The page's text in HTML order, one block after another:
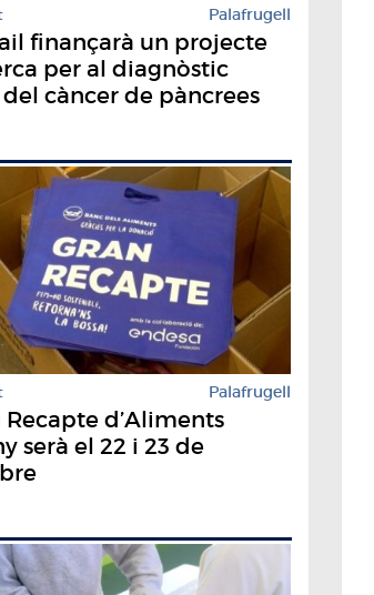
Palafrugell
finançarà un projecte
per al diagnòstic
càncer de pàncrees
Palafrugell
Recapte d’Aliments
serà el 22 i 23 de